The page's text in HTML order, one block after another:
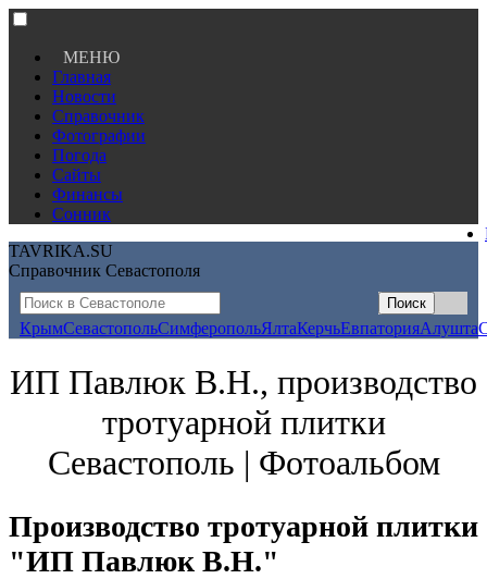
МЕНЮ
Главная
Новости
Справочник
Фотографии
Погода
Сайты
Финансы
Сонник
TAVRIKA.SU
Справочник Севастополя
КрымСевастопольСимферопольЯлтаКерчьЕвпаторияАлушта
ИП Павлюк В.Н., производство
тротуарной плитки
Севастополь | Фотоальбом
Производство тротуарной плитки
"ИП Павлюк В.Н."